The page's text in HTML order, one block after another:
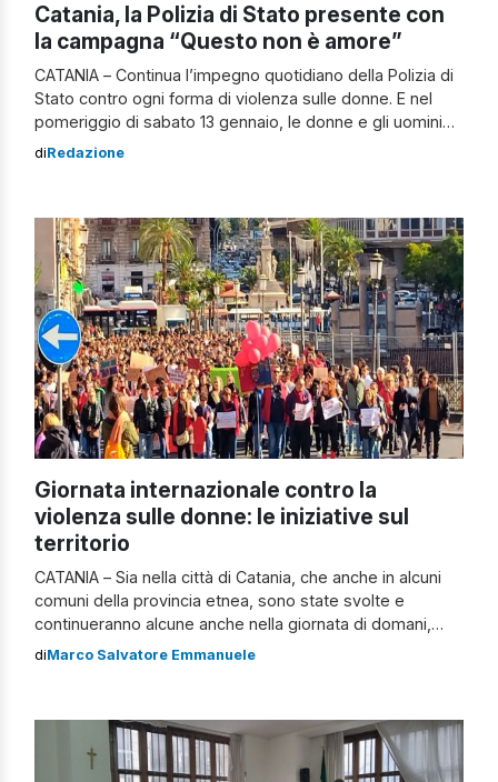
Catania, la Polizia di Stato presente con
la campagna “Questo non è amore”
CATANIA – Continua l’impegno quotidiano della Polizia di
Stato contro ogni forma di violenza sulle donne. E nel
pomeriggio di sabato 13 gennaio, le donne e gli uomini
della Questura di Catania hanno accolto, nella magnifica
da osservare nei casi di violenza […]
diRedazione
Giornata internazionale contro la
violenza sulle donne: le iniziative sul
territorio
CATANIA – Sia nella città di Catania, che anche in alcuni
comuni della provincia etnea, sono state svolte e
continueranno alcune anche nella giornata di domani,
iniziative dedite al tema della “Giornata internazionale
rosse” a Catania Uno degli eventi sicuramente […]
diMarco Salvatore Emmanuele